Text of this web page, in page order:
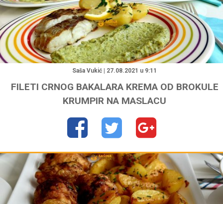
"
Saša Vukić | 27.08.2021 u 9:11
FILETI CRNOG BAKALARA KREMA OD BROKULE
KRUMPIR NA MASLACU